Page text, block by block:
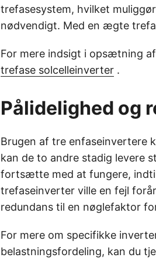
trefasesystem, hvilket
nødvendigt. Med en ægte
For mere indsigt i opsætning
trefase solcelleinverter .
Pålidelighed og
Brugen af tre enfaseinvertere
kan de to andre stadig levere
fortsætte med at fungere,
trefaseinverter ville en fejl
redundans til en nøglefaktor
For mere om specifikke
belastningsfordeling, kan du